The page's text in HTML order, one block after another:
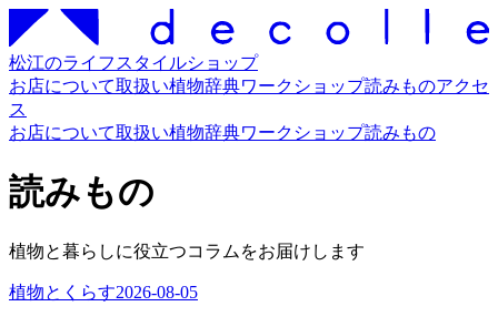
松江のライフスタイルショップ
お店について取扱い植物辞典ワークショップ読みものアクセ
ス
お店について取扱い植物辞典ワークショップ読みもの
読みもの
植物と暮らしに役立つコラムをお届けします
植物とくらす2026-08-05